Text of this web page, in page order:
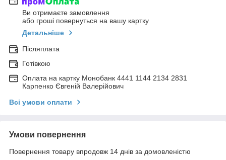
Ви отримаєте замовлення
або гроші повернуться на вашу картку
Детальніше
Післяплата
Готівкою
Оплата на картку Монобанк 4441 1144 2134 2831
Карпенко Євгеній Валерійович
Всі умови оплати
Умови повернення
Повернення товару впродовж 14 днів за домовленістю